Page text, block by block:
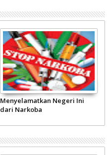
Menyelamatkan Negeri Ini
dari Narkoba